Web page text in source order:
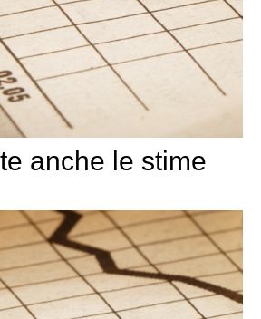
anche le stime